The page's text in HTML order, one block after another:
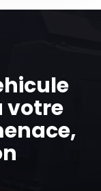
votre